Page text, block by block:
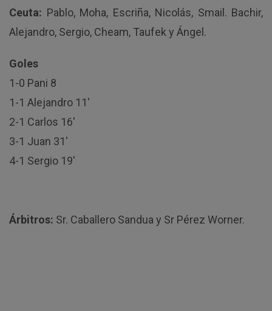
Ceuta: Pablo, Moha, Escriña, Nicolás, Smail. Bachir,
Alejandro, Sergio, Cheam, Taufek y Ángel.
Goles
1-0 Pani 8
1-1 Alejandro 11′
2-1 Carlos 16′
3-1 Juan 31′
4-1 Sergio 19′
Árbitros: Sr. Caballero Sandua y Sr Pérez Worner.